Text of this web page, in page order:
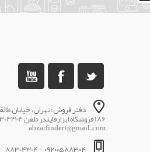
دفتر فروش: تهران، خیابان
abzarfinder1@gmail.com